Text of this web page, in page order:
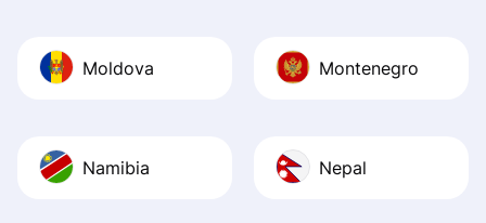
Moldova Montenegro
Namibia Nepal